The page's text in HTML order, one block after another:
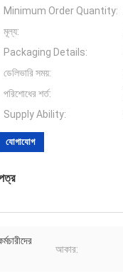
Minimum Order Quantity:
মূল্য:
Packaging Details:
ডেলিভারি সময়:
পরিশোধের শর্ত:
Supply Ability:
যোগাযোগ
আকার: